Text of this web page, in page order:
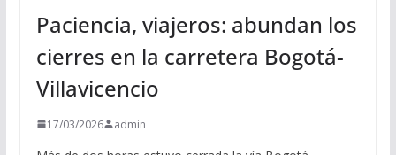
Paciencia, viajeros: abundan los
cierres en la carretera Bogotá-
Villavicencio
17/03/2026 admin